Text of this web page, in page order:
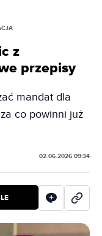
z
przepisy
mandat dla
co powinni już
02.06.2026 09:34